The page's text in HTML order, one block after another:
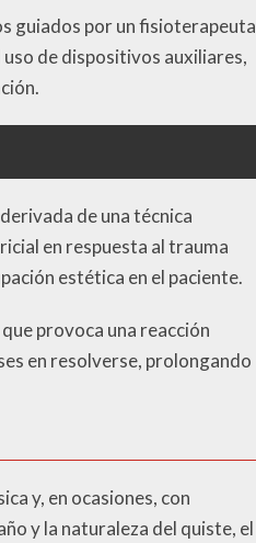
guiados por un fisioterapeuta
de dispositivos auxiliares,
de una técnica
en respuesta al trauma
estética en el paciente.
provoca una reacción
en resolverse, prolongando
y, en ocasiones, con
y la naturaleza del quiste, el